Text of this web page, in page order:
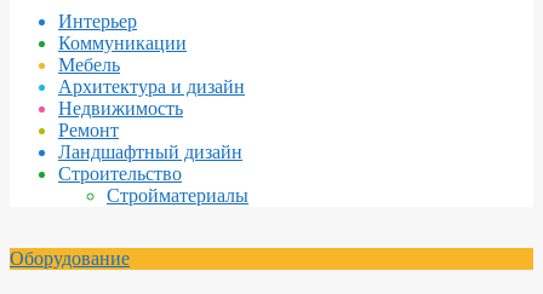
навигацииИнтерьер
Коммуникации
Мебель
Архитектура и дизайн
Недвижимость
Ремонт
Ландшафтный дизайн
Строительство
Стройматериалы
Оборудование